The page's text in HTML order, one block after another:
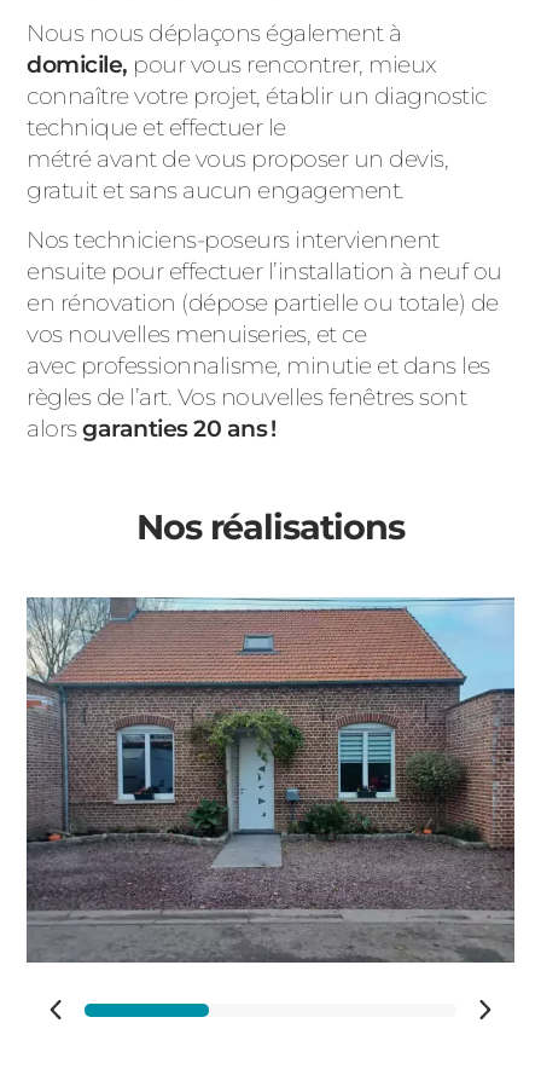
Nous nous déplaçons également à
domicile, pour vous rencontrer, mieux
connaître votre projet, établir un diagnostic
technique et effectuer le
métré avant de vous proposer un devis,
gratuit et sans aucun engagement.
Nos techniciens-poseurs interviennent
ensuite pour effectuer l’installation à neuf ou
en rénovation (dépose partielle ou totale) de
vos nouvelles menuiseries, et ce
avec professionnalisme, minutie et dans les
règles de l’art. Vos nouvelles fenêtres sont
alorsgaranties 20 ans !
Nos réalisations